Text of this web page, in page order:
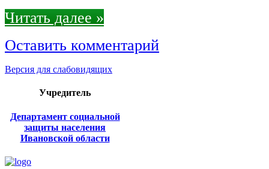
Читать далее »
Оставить комментарий
Версия для слабовидящих
Учредитель
Департамент социальной
защиты населения
Ивановской области